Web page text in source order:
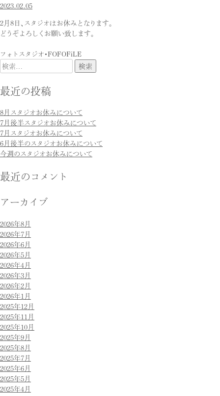
2023.02.05
2月8日、スタジオはお休みとなります。
どうぞよろしくお願い致します。
フォトスタジオ・FOFOFiLE
検
索:
最近の投稿
8月スタジオお休みについて
7月後半スタジオお休みについて
7月スタジオお休みについて
6月後半のスタジオお休みについて
今週のスタジオお休みについて
最近のコメント
アーカイブ
2026年8月
2026年7月
2026年6月
2026年5月
2026年4月
2026年3月
2026年2月
2026年1月
2025年12月
2025年11月
2025年10月
2025年9月
2025年8月
2025年7月
2025年6月
2025年5月
2025年4月